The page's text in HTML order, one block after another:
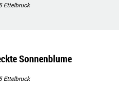
Ettelbruck
Sonnenblume
Ettelbruck